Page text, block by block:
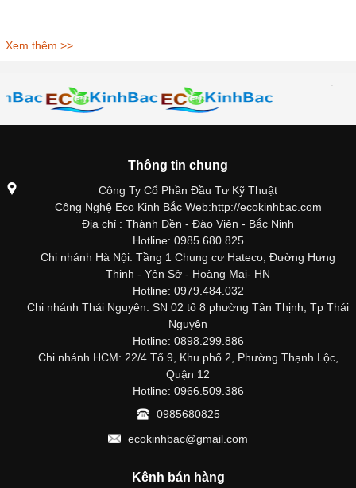
Xem thêm >>
Thông tin chung
Công Ty Cổ Phần Đầu Tư Kỹ Thuật
Công Nghệ Eco Kinh Bắc Web:http://ecokinhbac.com
Địa chỉ : Thành Dền - Đào Viên - Bắc Ninh
Hotline: 0985.680.825
Chi nhánh Hà Nội: Tầng 1 Chung cư Hateco, Đường Hưng
Thịnh - Yên Sở - Hoàng Mai- HN
Hotline: 0979.484.032
Chi nhánh Thái Nguyên: SN 02 tổ 8 phường Tân Thịnh, Tp Thái
Nguyên
Hotline: 0898.299.886
Chi nhánh HCM: 22/4 Tổ 9, Khu phố 2, Phường Thạnh Lộc,
Quận 12
Hotline: 0966.509.386
0985680825
ecokinhbac@gmail.com
Kênh bán hàng